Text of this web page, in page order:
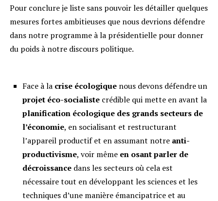
Pour conclure je liste sans pouvoir les détailler quelques
mesures fortes ambitieuses que nous devrions défendre
dans notre programme à la présidentielle pour donner
du poids à notre discours politique.
Face à la crise écologiquenous devons défendre un
projet éco-socialistecrédible qui mette en avant la
planification écologique des grands secteurs de
l’économie, en socialisant et restructurant
l’appareil productif et en assumant notre anti-
productivisme, voir même en osant parler de
décroissancedans les secteurs où cela est
nécessaire tout en développant les sciences et les
techniques d’une manière émancipatrice et au